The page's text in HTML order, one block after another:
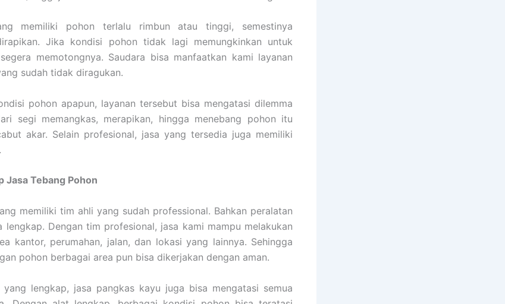
memiliki pohon terlalu rimbun atau tinggi, semestinya
Jika kondisi pohon tidak lagi memungkinkan untuk
memotongnya. Saudara bisa manfaatkan kami layanan
sudah tidak diragukan.
pohon apapun, layanan tersebut bisa mengatasi dilemma
segi memangkas, merapikan, hingga menebang pohon itu
akar. Selain profesional, jasa yang tersedia juga memiliki
Jasa Tebang Pohon
memiliki tim ahli yang sudah professional. Bahkan peralatan
lengkap. Dengan tim profesional, jasa kami mampu melakukan
kantor, perumahan, jalan, dan lokasi yang lainnya. Sehingga
pohon berbagai area pun bisa dikerjakan dengan aman.
yang lengkap, jasa pangkas kayu juga bisa mengatasi semua